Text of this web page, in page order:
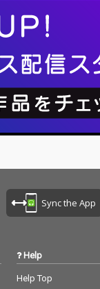
Sync the App
Help
Help Top